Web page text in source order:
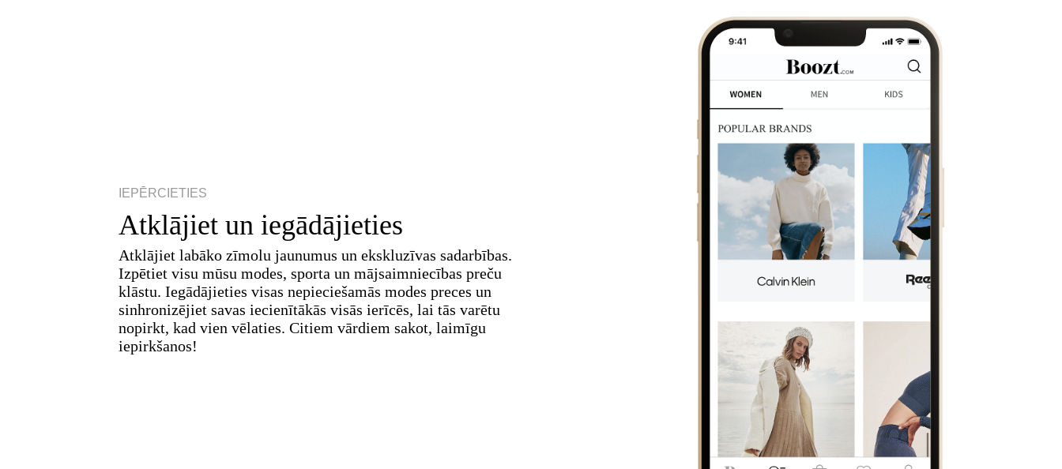
IEPĒRCIETIES
Atklājiet un iegādājieties
Atklājiet labāko zīmolu jaunumus un ekskluzīvas sadarbības.
Izpētiet visu mūsu modes, sporta un mājsaimniecības preču
klāstu. Iegādājieties visas nepieciešamās modes preces un
sinhronizējiet savas iecienītākās visās ierīcēs, lai tās varētu
nopirkt, kad vien vēlaties. Citiem vārdiem sakot, laimīgu
iepirkšanos!